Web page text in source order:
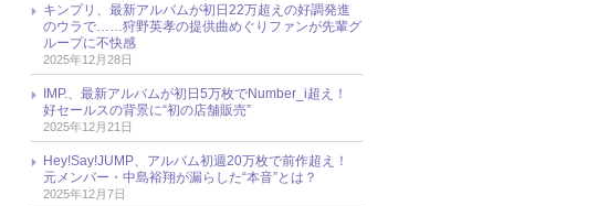
キンプリ、最新アルバムが初日22万超えの好調発進
のウラで……狩野英孝の提供曲めぐりファンが先輩グ
ループに不快感
2025年12月28日
IMP.、最新アルバムが初日5万枚でNumber_i超え！
好セールスの背景に“初の店舗販売”
2025年12月21日
Hey!Say!JUMP、アルバム初週20万枚で前作超え！
元メンバー・中島裕翔が漏らした“本音”とは？
2025年12月7日